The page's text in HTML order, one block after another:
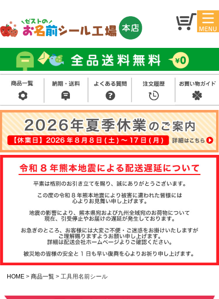
マイ
ジ
お名
前シ
ール
アイ
ロン
シー
ル
お買
い得
セッ
ト
スタ
ンプ
その
他
注文履歴
HOME 商品一覧 工具用名前シール